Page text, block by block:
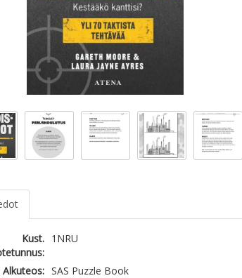
Kust.
1NRU
Alkuteos: SAS Puzzle Book